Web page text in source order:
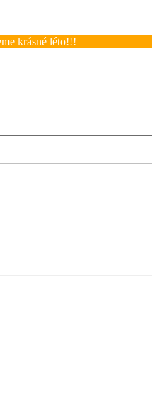
krásné léto!!!